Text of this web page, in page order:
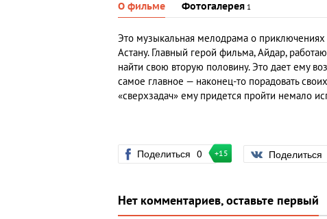
О фильме Фотогалерея 1
Это музыкальная мелодрама о
Астану. Главный герой фильма, Айдар,
найти свою вторую половину. Это дает ему
самое главное — наконец-то порадовать
«сверхзадач» ему придется пройти немало
Поделиться 0 +15 Поделиться
Нет комментариев, оставьте первый